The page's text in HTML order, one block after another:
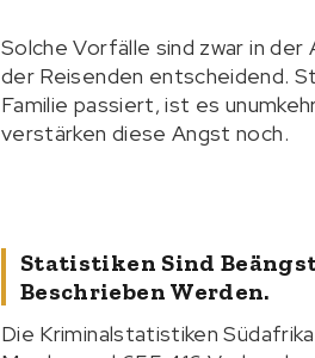
Solche Vorfälle sind zwar in der
der Reisenden entscheidend.
Familie passiert, ist es
verstärken diese Angst noch.
Statistiken Sind
Beschrieben Werden.
Die Kriminalstatistiken